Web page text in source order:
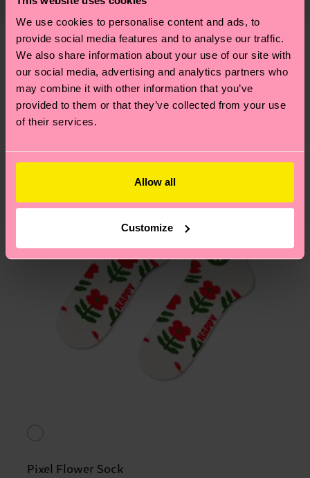
We use cookies to personalise content and ads, to
provide social media features and to analyse our traffic.
We also share information about your use of our site with
our social media, advertising and analytics partners who
may combine it with other information that you’ve
provided to them or that they’ve collected from your use
of their services.
Allow all
Customize
PRODUCTO 1:
100% Poliéster
PRODUCTO 2: 100% Poliéster
PRODUCTO 3: 100% Poliéster reciclado
PRODUCTO 4:100% Poliéster reciclado
montón de cosas más. ¿Quieres descubrirlo todo y
llevarte algunos trucos? Pásate por nuestra página
de sostenibilidad.
cuenta que se trata de una estimación y que el
tiempo exacto puede variar según el servicio
postal local.
¿Tienes dudas sobre las devoluciones? Visita
nuestra página deDevolucionespara ver las
respuestas a las preguntas más frecuentes.
Creemos que te va a encantarDiseños parecidos
¡Novedades!
Pixel Flower Sock